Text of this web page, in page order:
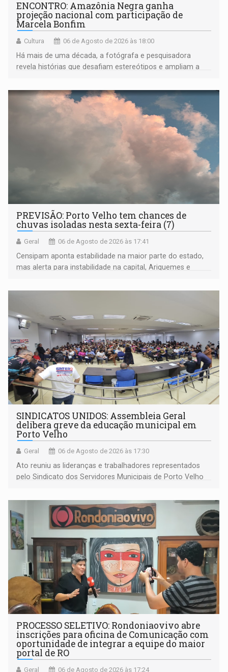
ENCONTRO: Amazônia Negra ganha
projeção nacional com participação de
Marcela Bonfim
Cultura 06 de Agosto de 2026 às 18:00
Há mais de uma década, a fotógrafa e pesquisadora
revela histórias que desafiam estereótipos e ampliam a
negras
PREVISÃO: Porto Velho tem chances de
chuvas isoladas nesta sexta-feira (7)
Geral 06 de Agosto de 2026 às 17:41
Censipam aponta estabilidade na maior parte do estado,
mas alerta para instabilidade na capital, Ariquemes e
SINDICATOS UNIDOS: Assembleia Geral
delibera greve da educação municipal em
Porto Velho
Geral 06 de Agosto de 2026 às 17:30
Ato reuniu as lideranças e trabalhadores representados
pelo Sindicato dos Servidores Municipais de Porto Velho
PROCESSO SELETIVO: Rondoniaovivo abre
inscrições para oficina de Comunicação com
oportunidade de integrar a equipe do maior
portal de RO
Geral 06 de Agosto de 2026 às 17:24